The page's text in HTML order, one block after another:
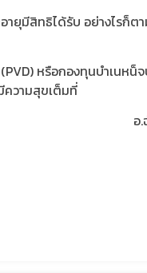
มีสิทธิได้รับ อย่างไรก็ต
หรือกองทุนบำเนหน็
ความสุขเต็มที่
อ